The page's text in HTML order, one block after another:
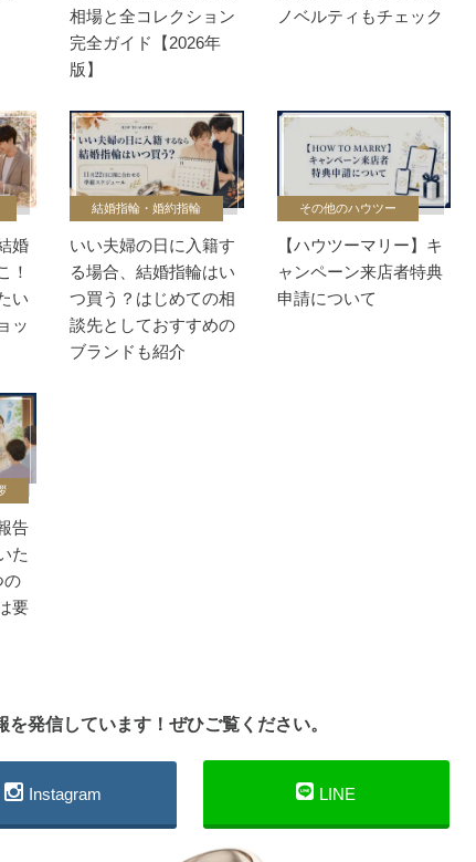
相場と全コレクション
完全ガイド【2026年
版】
ノベルティもチェック
婚
！
い
ッ
結婚指輪・婚約指輪
いい夫婦の日に入籍す
る場合、結婚指輪はい
つ買う？はじめての相
談先としておすすめの
ブランドも紹介
その他のハウツー
【ハウツーマリー】キ
ャンペーン来店者特典
申請について
告
た
の
要
発信しています！ぜひご覧ください。
Instagram LINE